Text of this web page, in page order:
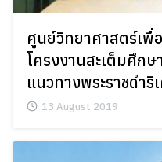
ศูนย์วิทยาศาสตร์เพื่
โครงงานสะเต็มศึก
แนวทางพระราชดำ
พ.ศ.2562
13 August 2019